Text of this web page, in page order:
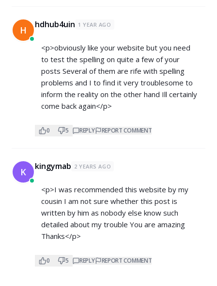
H hdhub4uin 1 YEAR AGO
<p>obviously like your website but you need
to test the spelling on quite a few of your
posts Several of them are rife with spelling
problems and I to find it very troublesome to
inform the reality on the other hand Ill certainly
come back again</p>
0 5 REPLY REPORT COMMENT
K kingymab 2 YEARS AGO
<p>I was recommended this website by my
cousin I am not sure whether this post is
written by him as nobody else know such
detailed about my trouble You are amazing
Thanks</p>
0 5 REPLY REPORT COMMENT